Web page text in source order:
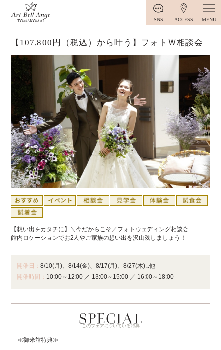
SNS ACCESS MENU
【107,800円（税込）から叶う】フォトＷ相談会
【想い出をカタチに】＼今だからこそ／フォトウェディング相談会
館内ロケーションでお2人やご家族の想い出を沢山残しましょう！
開催日：8/10(月)、8/14(金)、8/17(月)、8/27(木)...他
開催時間： 10:00～12:00 ／ 13:00～15:00 ／ 16:00～18:00
このフェアについている特典
≪御来館特典≫